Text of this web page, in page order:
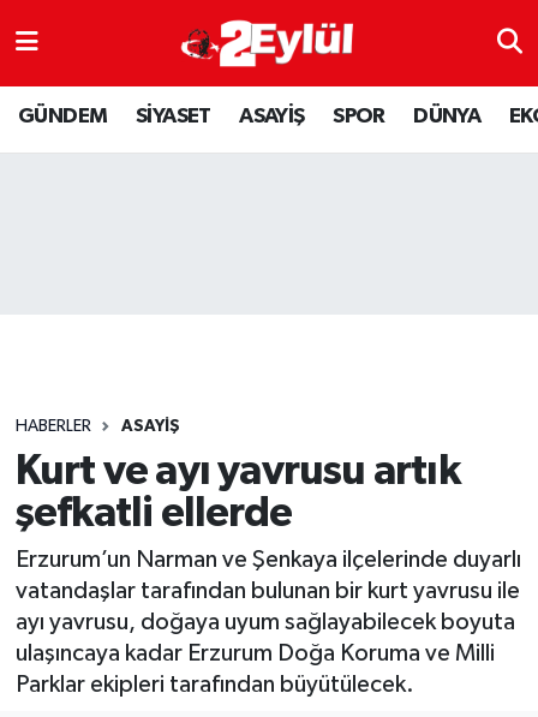
GÜNDEM SİYASET ASAYİŞ SPOR DÜNYA
HABERLER ASAYİŞ
Kurt ve ayı yavrusu artık
şefkatli ellerde
Erzurum’un Narman ve Şenkaya ilçelerinde duyarlı
vatandaşlar tarafından bulunan bir kurt yavrusu ile
ayı yavrusu, doğaya uyum sağlayabilecek boyuta
ulaşıncaya kadar Erzurum Doğa Koruma ve Milli
Parklar ekipleri tarafından büyütülecek.
ASAYİŞ
DÜNYA
SPOR
YAŞAM
Nöbetçi Eczaneler
Hava Durumu
Son Dakika Haberleri
Haber Arşivi